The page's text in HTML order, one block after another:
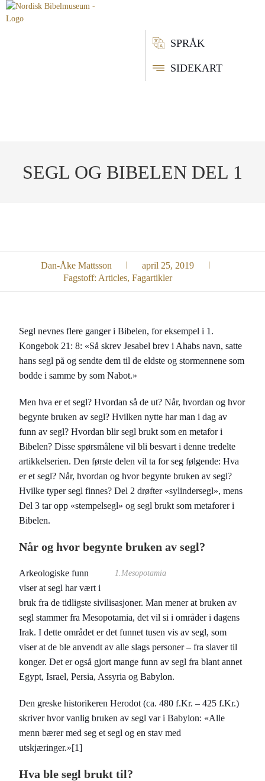
SPRÅK
SIDEKART
SEGL OG BIBELEN DEL 1
Dan-Åke Mattsson
april 25, 2019
Fagstoff: Articles, Fagartikler
Segl nevnes flere ganger i Bibelen, for eksempel i 1.
Kongebok 21: 8: «Så skrev Jesabel brev i Ahabs navn, satte
hans segl på og sendte dem til de eldste og stormennene som
bodde i samme by som Nabot.»
Men hva er et segl? Hvordan så de ut? Når, hvordan og hvor
begynte bruken av segl? Hvilken nytte har man i dag av
funn av segl? Hvordan blir segl brukt som en metafor i
Bibelen? Disse spørsmålene vil bli besvart i denne tredelte
artikkelserien. Den første delen vil ta for seg følgende: Hva
er et segl? Når, hvordan og hvor begynte bruken av segl?
Hvilke typer segl finnes? Del 2 drøfter «sylindersegl», mens
Del 3 tar opp «stempelsegl» og segl brukt som metaforer i
Bibelen.
Når og hvor begynte bruken av segl?
1.Mesopotamia
Arkeologiske funn
viser at segl har vært i
bruk fra de tidligste sivilisasjoner. Man mener at bruken av
segl stammer fra Mesopotamia, det vil si i områder i dagens
Irak. I dette området er det funnet tusen vis av segl, som
viser at de ble anvendt av alle slags personer – fra slaver til
konger. Det er også gjort mange funn av segl fra blant annet
Egypt, Israel, Persia, Assyria og Babylon.
Den greske historikeren Herodot (ca. 480 f.Kr. – 425 f.Kr.)
skriver hvor vanlig bruken av segl var i Babylon: «Alle
menn bærer med seg et segl og en stav med
utskjæringer.»[1]
Hva ble segl brukt til?